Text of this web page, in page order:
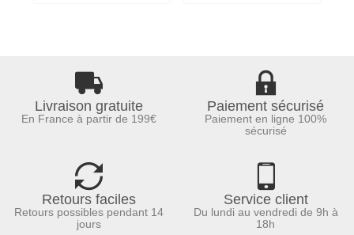
Livraison gratuite
En France à partir de 199€
Paiement sécurisé
Paiement en ligne 100%
sécurisé
Retours faciles
Retours possibles pendant 14
jours
Service client
Du lundi au vendredi de 9h à
18h